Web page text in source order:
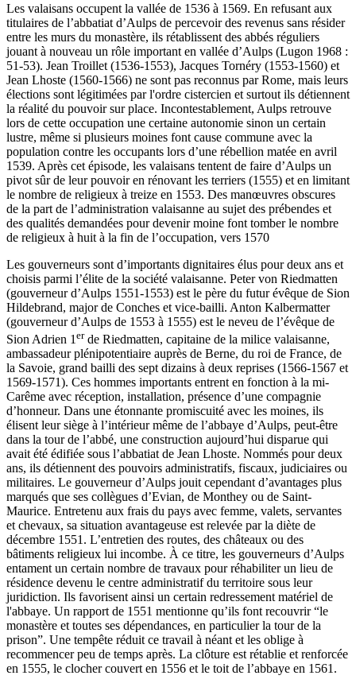
Les valaisans occupent la vallée de 1536 à 1569. En refusant aux
titulaires de l’abbatiat d’Aulps de percevoir des revenus sans résider
entre les murs du monastère, ils rétablissent des abbés réguliers
jouant à nouveau un rôle important en vallée d’Aulps (Lugon 1968 :
51-53). Jean Troillet (1536-1553), Jacques Tornéry (1553-1560) et
Jean Lhoste (1560-1566) ne sont pas reconnus par Rome, mais leurs
élections sont légitimées par l'ordre cistercien et surtout ils détiennent
la réalité du pouvoir sur place. Incontestablement, Aulps retrouve
lors de cette occupation une certaine autonomie sinon un certain
lustre, même si plusieurs moines font cause commune avec la
population contre les occupants lors d’une rébellion matée en avril
1539. Après cet épisode, les valaisans tentent de faire d’Aulps un
pivot sûr de leur pouvoir en rénovant les terriers (1555) et en limitant
le nombre de religieux à treize en 1553. Des manœuvres obscures
de la part de l’administration valaisanne au sujet des prébendes et
des qualités demandées pour devenir moine font tomber le nombre
de religieux à huit à la fin de l’occupation, vers 1570
Les gouverneurs sont d’importants dignitaires élus pour deux ans et
choisis parmi l’élite de la société valaisanne. Peter von Riedmatten
(gouverneur d’Aulps 1551-1553) est le père du futur évêque de Sion
Hildebrand, major de Conches et vice-bailli. Anton Kalbermatter
(gouverneur d’Aulps de 1553 à 1555) est le neveu de l’évêque de
Sion Adrien 1 erde Riedmatten, capitaine de la milice valaisanne,
ambassadeur plénipotentiaire auprès de Berne, du roi de France, de
la Savoie, grand bailli des sept dizains à deux reprises (1566-1567 et
1569-1571). Ces hommes importants entrent en fonction à la mi-
Carême avec réception, installation, présence d’une compagnie
d’honneur. Dans une étonnante promiscuité avec les moines, ils
élisent leur siège à l’intérieur même de l’abbaye d’Aulps, peut-être
dans la tour de l’abbé, une construction aujourd’hui disparue qui
avait été édifiée sous l’abbatiat de Jean Lhoste. Nommés pour deux
ans, ils détiennent des pouvoirs administratifs, fiscaux, judiciaires ou
militaires. Le gouverneur d’Aulps jouit cependant d’avantages plus
marqués que ses collègues d’Evian, de Monthey ou de Saint-
Maurice. Entretenu aux frais du pays avec femme, valets, servantes
et chevaux, sa situation avantageuse est relevée par la diète de
décembre 1551. L’entretien des routes, des châteaux ou des
bâtiments religieux lui incombe. À ce titre, les gouverneurs d’Aulps
entament un certain nombre de travaux pour réhabiliter un lieu de
résidence devenu le centre administratif du territoire sous leur
juridiction. Ils favorisent ainsi un certain redressement matériel de
l'abbaye. Un rapport de 1551 mentionne qu’ils font recouvrir “le
monastère et toutes ses dépendances, en particulier la tour de la
prison”. Une tempête réduit ce travail à néant et les oblige à
recommencer peu de temps après. La clôture est rétablie et renforcée
en 1555, le clocher couvert en 1556 et le toit de l’abbaye en 1561.